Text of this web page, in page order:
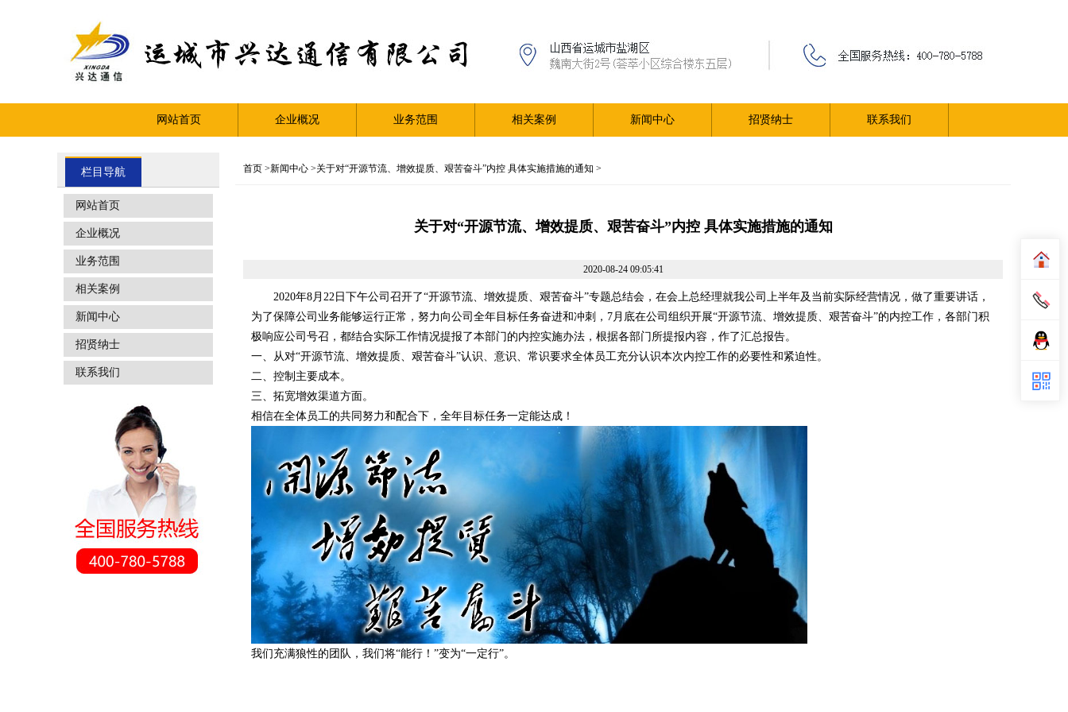
网站首页 企业概况 业务范围 相关案例 新闻中心 招贤纳士 联系我们
栏目导航
网站首页
企业概况
业务范围
相关案例
新闻中心
招贤纳士
联系我们
首页 >新闻中心 >关于对“开源节流、增效提质、艰苦奋斗”内控 具体实施措施的通知 >
关于对“开源节流、增效提质、艰苦奋斗”内控 具体实施措施的通知
2020-08-24 09:05:41
2020年8月22日下午公司召开了“开源节流、增效提质、艰苦奋斗”专题总结会，在会上总经理就我公司上半年及当前实际经营情况，做了重要讲话，
为了保障公司业务能够运行正常，努力向公司全年目标任务奋进和冲刺，7月底在公司组织开展“开源节流、增效提质、艰苦奋斗”的内控工作，各部门积
极响应公司号召，都结合实际工作情况提报了本部门的内控实施办法，根据各部门所提报内容，作了汇总报告。
一、从对“开源节流、增效提质、艰苦奋斗”认识、意识、常识要求全体员工充分认识本次内控工作的必要性和紧迫性。
二、控制主要成本。
三、拓宽增效渠道方面。
相信在全体员工的共同努力和配合下，全年目标任务一定能达成！
我们充满狼性的团队，我们将“能行！”变为“一定行”。